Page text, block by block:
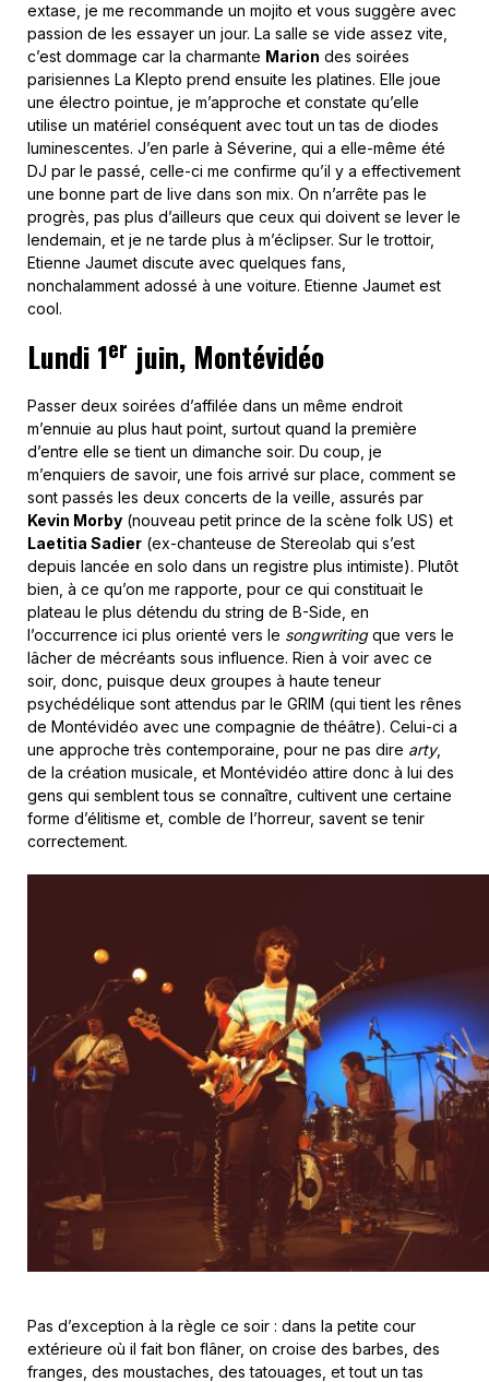
extase, je me recommande un mojito et vous suggère avec
passion de les essayer un jour. La salle se vide assez vite,
c’est dommage car la charmante Marion des soirées
parisiennes La Klepto prend ensuite les platines. Elle joue
une électro pointue, je m’approche et constate qu’elle
utilise un matériel conséquent avec tout un tas de diodes
luminescentes. J’en parle à Séverine, qui a elle-même été
DJ par le passé, celle-ci me confirme qu’il y a effectivement
une bonne part de live dans son mix. On n’arrête pas le
progrès, pas plus d’ailleurs que ceux qui doivent se lever le
lendemain, et je ne tarde plus à m’éclipser. Sur le trottoir,
Etienne Jaumet discute avec quelques fans,
nonchalamment adossé à une voiture. Etienne Jaumet est
cool.
Lundi 1er juin, Montévidéo
Passer deux soirées d’affilée dans un même endroit
m’ennuie au plus haut point, surtout quand la première
d’entre elle se tient un dimanche soir. Du coup, je
m’enquiers de savoir, une fois arrivé sur place, comment se
sont passés les deux concerts de la veille, assurés par
Kevin Morby (nouveau petit prince de la scène folk US) et
Laetitia Sadier (ex-chanteuse de Stereolab qui s’est
depuis lancée en solo dans un registre plus intimiste). Plutôt
bien, à ce qu’on me rapporte, pour ce qui constituait le
plateau le plus détendu du string de B-Side, en
l’occurrence ici plus orienté vers le songwritingque vers le
lâcher de mécréants sous influence. Rien à voir avec ce
soir, donc, puisque deux groupes à haute teneur
psychédélique sont attendus par le GRIM (qui tient les rênes
de Montévidéo avec une compagnie de théâtre). Celui-ci a
une approche très contemporaine, pour ne pas dire arty,
de la création musicale, et Montévidéo attire donc à lui des
gens qui semblent tous se connaître, cultivent une certaine
forme d’élitisme et, comble de l’horreur, savent se tenir
correctement.
Pas d’exception à la règle ce soir : dans la petite cour
extérieure où il fait bon flâner, on croise des barbes, des
franges, des moustaches, des tatouages, et tout un tas